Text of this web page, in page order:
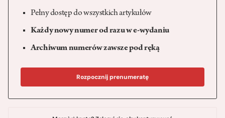
Pełny dostęp do wszystkich artykułów
Każdy nowy numer od razu w e-wydaniu
Archiwum numerów zawsze pod ręką
Rozpocznij prenumeratę